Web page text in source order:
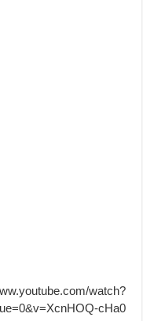
watch?
cHa0